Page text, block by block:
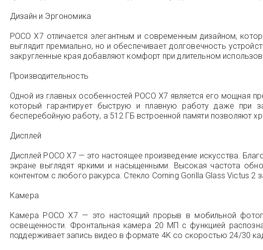
Дизайн и Эргономика
POCO X7 отличается элегантным и современным дизайном,
выглядит премиально, но и обеспечивает долговечность
закругленные края добавляют комфорт при длительном
Производительность
Одной из главных особенностей POCO X7 является его
который гарантирует быструю и плавную работу даже при
бесперебойную работу, а 512 ГБ встроенной памяти позволяют
Дисплей
Дисплей POCO X7 — это настоящее произведение искусства.
экране выглядят яркими и насыщенными. Высокая частота
контентом с любого ракурса. Стекло Corning Gorilla Glass Victus 2
Камера
Камера POCO X7 — это настоящий прорыв в мобильной
освещенности. Фронтальная камера 20 МП с функцией
поддерживает запись видео в формате 4K со скоростью 24/30